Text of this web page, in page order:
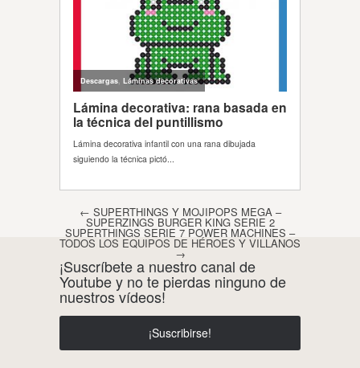
Post navigation
← SUPERTHINGS Y MOJIPOPS MEGA –
SUPERZINGS BURGER KING SERIE 2
SUPERTHINGS SERIE 7 POWER MACHINES –
TODOS LOS EQUIPOS DE HÉROES Y VILLANOS
→
¡Suscríbete a nuestro canal de
Youtube y no te pierdas ninguno de
nuestros vídeos!
¡Suscribirse!